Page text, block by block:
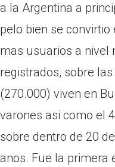
a la Argentina a
pelo bien se
mas usuarios a nivel
registrados, sobre
(270.000) viven en
varones asi­ como el
sobre dentro de 20
anos. Fue la primera